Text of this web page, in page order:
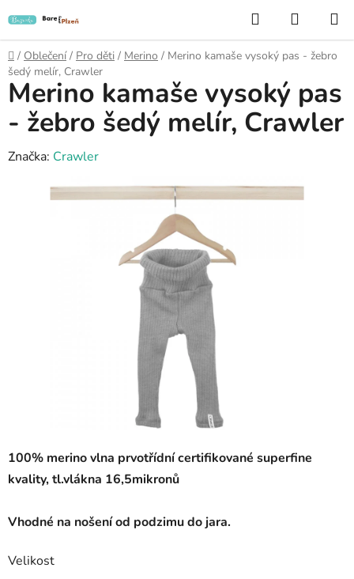
na
obsah
Hledat
KOŠÍK
Domů
/ Oblečení / Pro děti / Merino / Merino kamaše vysoký pas - žebro
šedý melír, Crawler
100% merino vlna prvotřídní certifikované superfine
kvality, tl.vlákna 16,5mikronů
Vhodné na nošení od podzimu do jara.
Velikost
Merino kamaše vysoký pas
- žebro šedý melír, Crawler
Značka: Crawler